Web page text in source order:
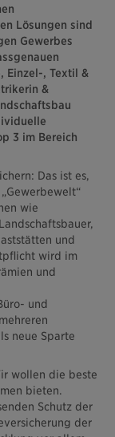
Lösungen sind
Gewerbes
Einzel-, Textil &
&
3 im Bereich
Das ist es,
wie
und
wird im
und
und
neue Sparte
wollen die beste
bieten.
Schutz der
der